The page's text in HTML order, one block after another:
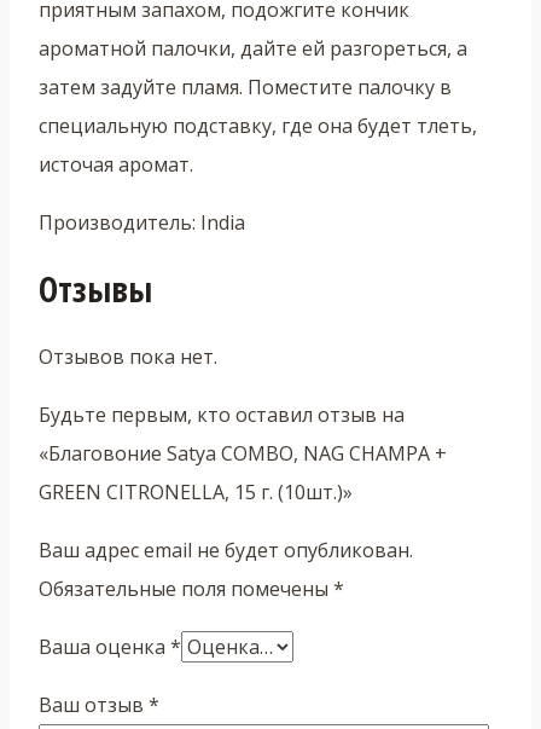
приятным запахом, подожгите кончик
ароматной палочки, дайте ей разгореться, а
затем задуйте пламя. Поместите палочку в
специальную подставку, где она будет тлеть,
источая аромат.
Производитель: Indiа
Отзывы
Отзывов пока нет.
Будьте первым, кто оставил отзыв на
«Благовоние Satya COMBO, NAG CHAMPA +
GREEN CITRONELLA, 15 г. (10шт.)»
Ваш адрес email не будет опубликован.
Обязательные поля помечены *
Ваша оценка *
Ваш отзыв *